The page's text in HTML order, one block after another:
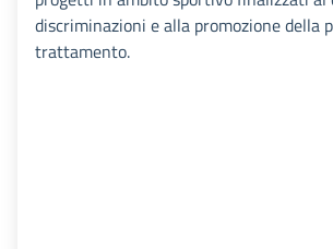
discriminazioni e alla promozione della
trattamento.